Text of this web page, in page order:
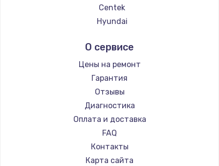
Centek
Hyundai
DELTA
Silter
Chayka
Beko
Vivitek
RED solution
О сервисе
Цены на ремонт
Гарантия
Отзывы
Диагностика
Оплата и доставка
FAQ
Контакты
Карта сайта